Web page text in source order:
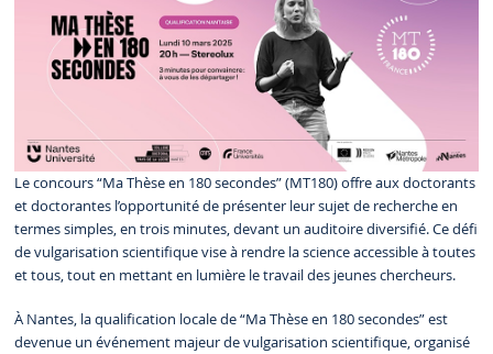
Le concours “Ma Thèse en 180 secondes” (MT180) offre aux doctorants
et doctorantes l’opportunité de présenter leur sujet de recherche en
termes simples, en trois minutes, devant un auditoire diversifié. Ce défi
de vulgarisation scientifique vise à rendre la science accessible à toutes
et tous, tout en mettant en lumière le travail des jeunes chercheurs.
À Nantes, la qualification locale de “Ma Thèse en 180 secondes” est
devenue un événement majeur de vulgarisation scientifique, organisé